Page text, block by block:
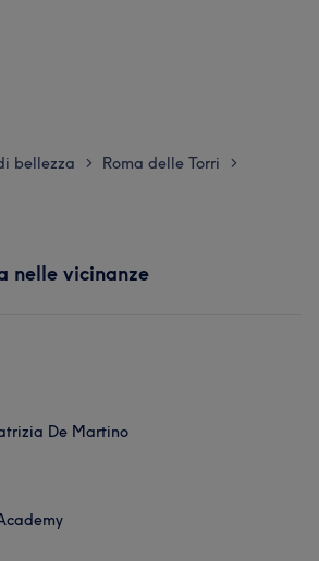
bellezza > Roma delle Torri >
nelle vicinanze
De Martino